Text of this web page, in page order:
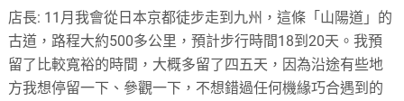
店長: 11月我會從日本京都徒步走到九州，這條「山陽道」的
古道，路程大約500多公里，預計步行時間18到20天。我預
留了比較寬裕的時間，大概多留了四五天，因為沿途有些地
方我想停留一下、參觀一下，不想錯過任何機緣巧合遇到的